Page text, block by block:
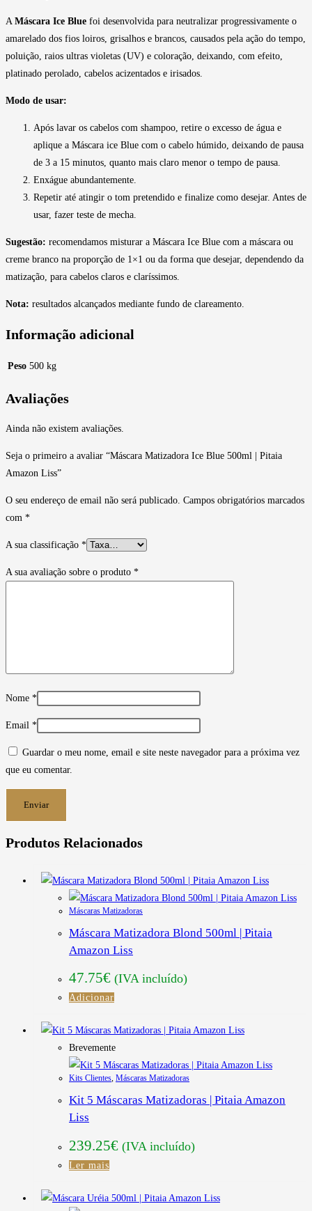
A Máscara Ice Blue foi desenvolvida para neutralizar progressivamente o
amarelado dos fios loiros, grisalhos e brancos, causados pela ação do tempo,
poluição, raios ultras violetas (UV) e coloração, deixando, com efeito,
platinado perolado, cabelos acizentados e irisados.
Modo de usar:
Após lavar os cabelos com shampoo, retire o excesso de água e
aplique a Máscara ice Blue com o cabelo húmido, deixando de pausa
de 3 a 15 minutos, quanto mais claro menor o tempo de pausa.
Enxágue abundantemente.
Repetir até atingir o tom pretendido e finalize como desejar. Antes de
usar, fazer teste de mecha.
Sugestão: recomendamos misturar a Máscara Ice Blue com a máscara ou
creme branco na proporção de 1×1 ou da forma que desejar, dependendo da
matização, para cabelos claros e claríssimos.
Nota: resultados alcançados mediante fundo de clareamento.
Informação adicional
Peso 500 kg
Avaliações
Ainda não existem avaliações.
Seja o primeiro a avaliar “Máscara Matizadora Ice Blue 500ml | Pitaia
Amazon Liss”
O seu endereço de email não será publicado. Campos obrigatórios marcados
com *
A sua classificação *
A sua avaliação sobre o produto *
Nome *
Email *
Guardar o meu nome, email e site neste navegador para a próxima vez
que eu comentar.
Produtos Relacionados
Máscaras Matizadoras
Máscara Matizadora Blond 500ml | Pitaia
Amazon Liss
47.75€ (IVA incluído)
Adicionar
Brevemente
Kits Clientes, Máscaras Matizadoras
Kit 5 Máscaras Matizadoras | Pitaia Amazon
Liss
239.25€ (IVA incluído)
Ler mais